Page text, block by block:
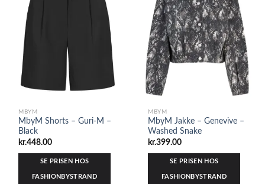
MBYM
MbyM Shorts – Guri-M –
Black
kr.448.00
SE PRISEN HOS
FASHIONBYSTRAND
MBYM
MbyM Jakke – Genevive –
Washed Snake
kr.399.00
SE PRISEN HOS
FASHIONBYSTRAND